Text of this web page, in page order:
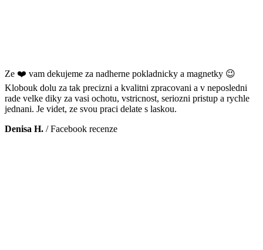
Ze ❤️ vam dekujeme za nadherne pokladnicky a magnetky 😉
Klobouk dolu za tak precizni a kvalitni zpracovani a v neposledni
rade velke diky za vasi ochotu, vstricnost, seriozni pristup a rychle
jednani. Je videt, ze svou praci delate s laskou.
Denisa H. /Facebook recenze